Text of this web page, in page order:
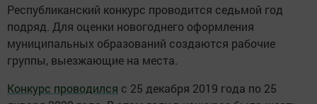
Республиканский конкурс проводится седьмой год
подряд. Для оценки новогоднего оформления
муниципальных образований создаются рабочие
группы, выезжающие на места.
Конкурс проводился с 25 декабря 2019 года по 25